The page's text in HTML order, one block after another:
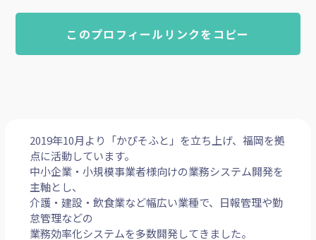
このプロフィールリンクをコピー
2019年10月より「かぴそふと」を立ち上げ、福岡を拠
点に活動しています。
中小企業・小規模事業者様向けの業務システム開発を
主軸とし、
介護・建設・飲食業など幅広い業種で、日報管理や勤
怠管理などの
業務効率化システムを多数開発してきました。